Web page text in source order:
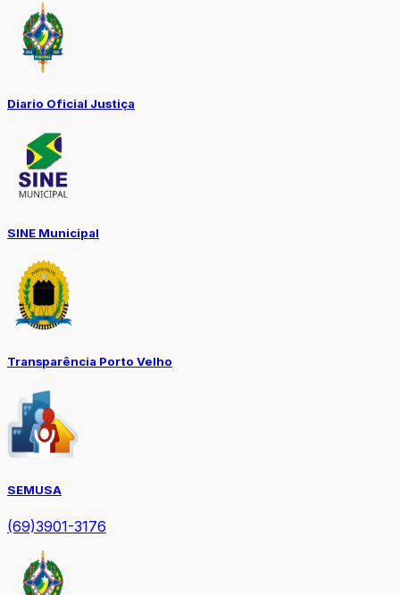
Diario Oficial Justiça
SINE Municipal
Transparência Porto Velho
SEMUSA
(69)3901-3176